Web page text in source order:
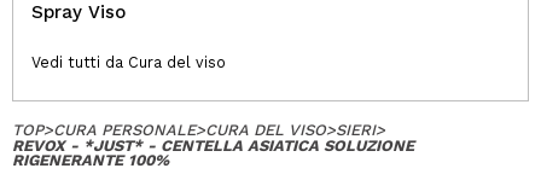
Spray Viso
Vedi tutti da Cura del viso
TOP>CURA PERSONALE>CURA DEL VISO>SIERI>
REVOX - *JUST* - CENTELLA ASIATICA SOLUZIONE
RIGENERANTE 100%